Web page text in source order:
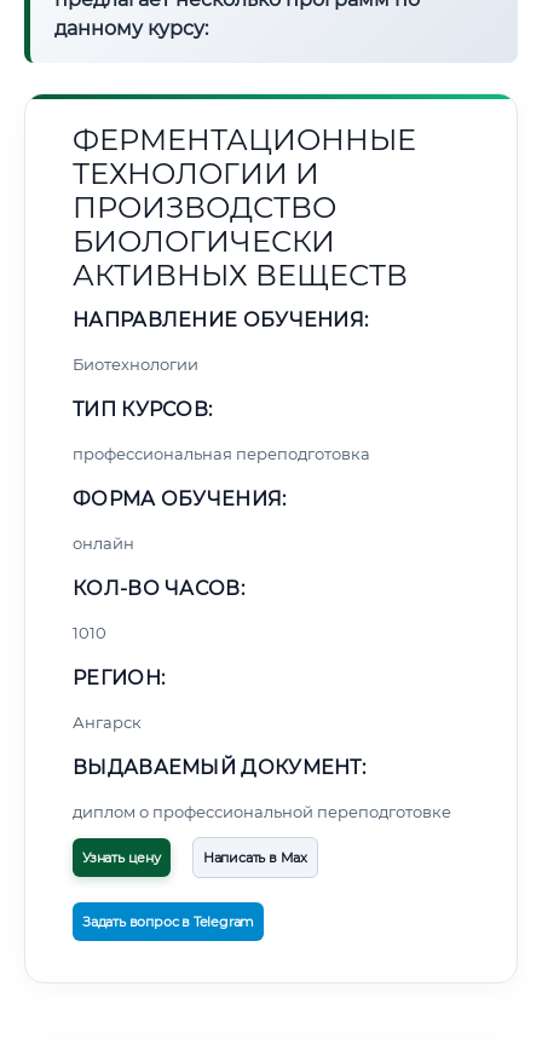
данному курсу:
ФЕРМЕНТАЦИОННЫЕ
ТЕХНОЛОГИИ И
ПРОИЗВОДСТВО
БИОЛОГИЧЕСКИ
АКТИВНЫХ ВЕЩЕСТВ
НАПРАВЛЕНИЕ ОБУЧЕНИЯ:
Биотехнологии
ТИП КУРСОВ:
профессиональная переподготовка
ФОРМА ОБУЧЕНИЯ:
онлайн
КОЛ-ВО ЧАСОВ:
1010
РЕГИОН:
Ангарск
ВЫДАВАЕМЫЙ ДОКУМЕНТ:
диплом о профессиональной переподготовке
Узнать цену Написать в Max
Задать вопрос в Telegram